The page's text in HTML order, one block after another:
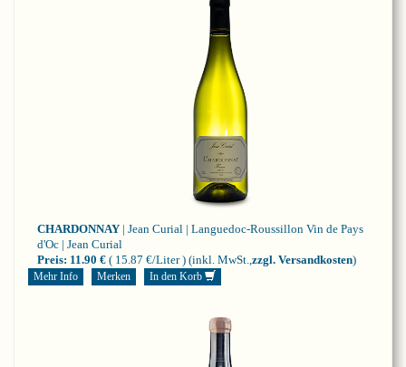
CHARDONNAY | Jean Curial | Languedoc-Roussillon Vin de Pays
d'Oc | Jean Curial
Preis: 11.90 € ( 15.87 €/Liter ) (inkl. MwSt., zzgl. Versandkosten)
Mehr Info Merken In den Korb